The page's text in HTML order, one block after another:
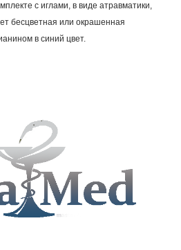
с иглами, в виде атравматики,
бесцветная или окрашенная
в синий цвет.